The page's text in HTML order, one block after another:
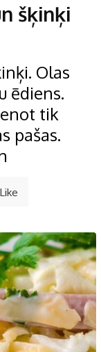
šķinķi
Olas
ēdiens.
tik
pašas.
Like